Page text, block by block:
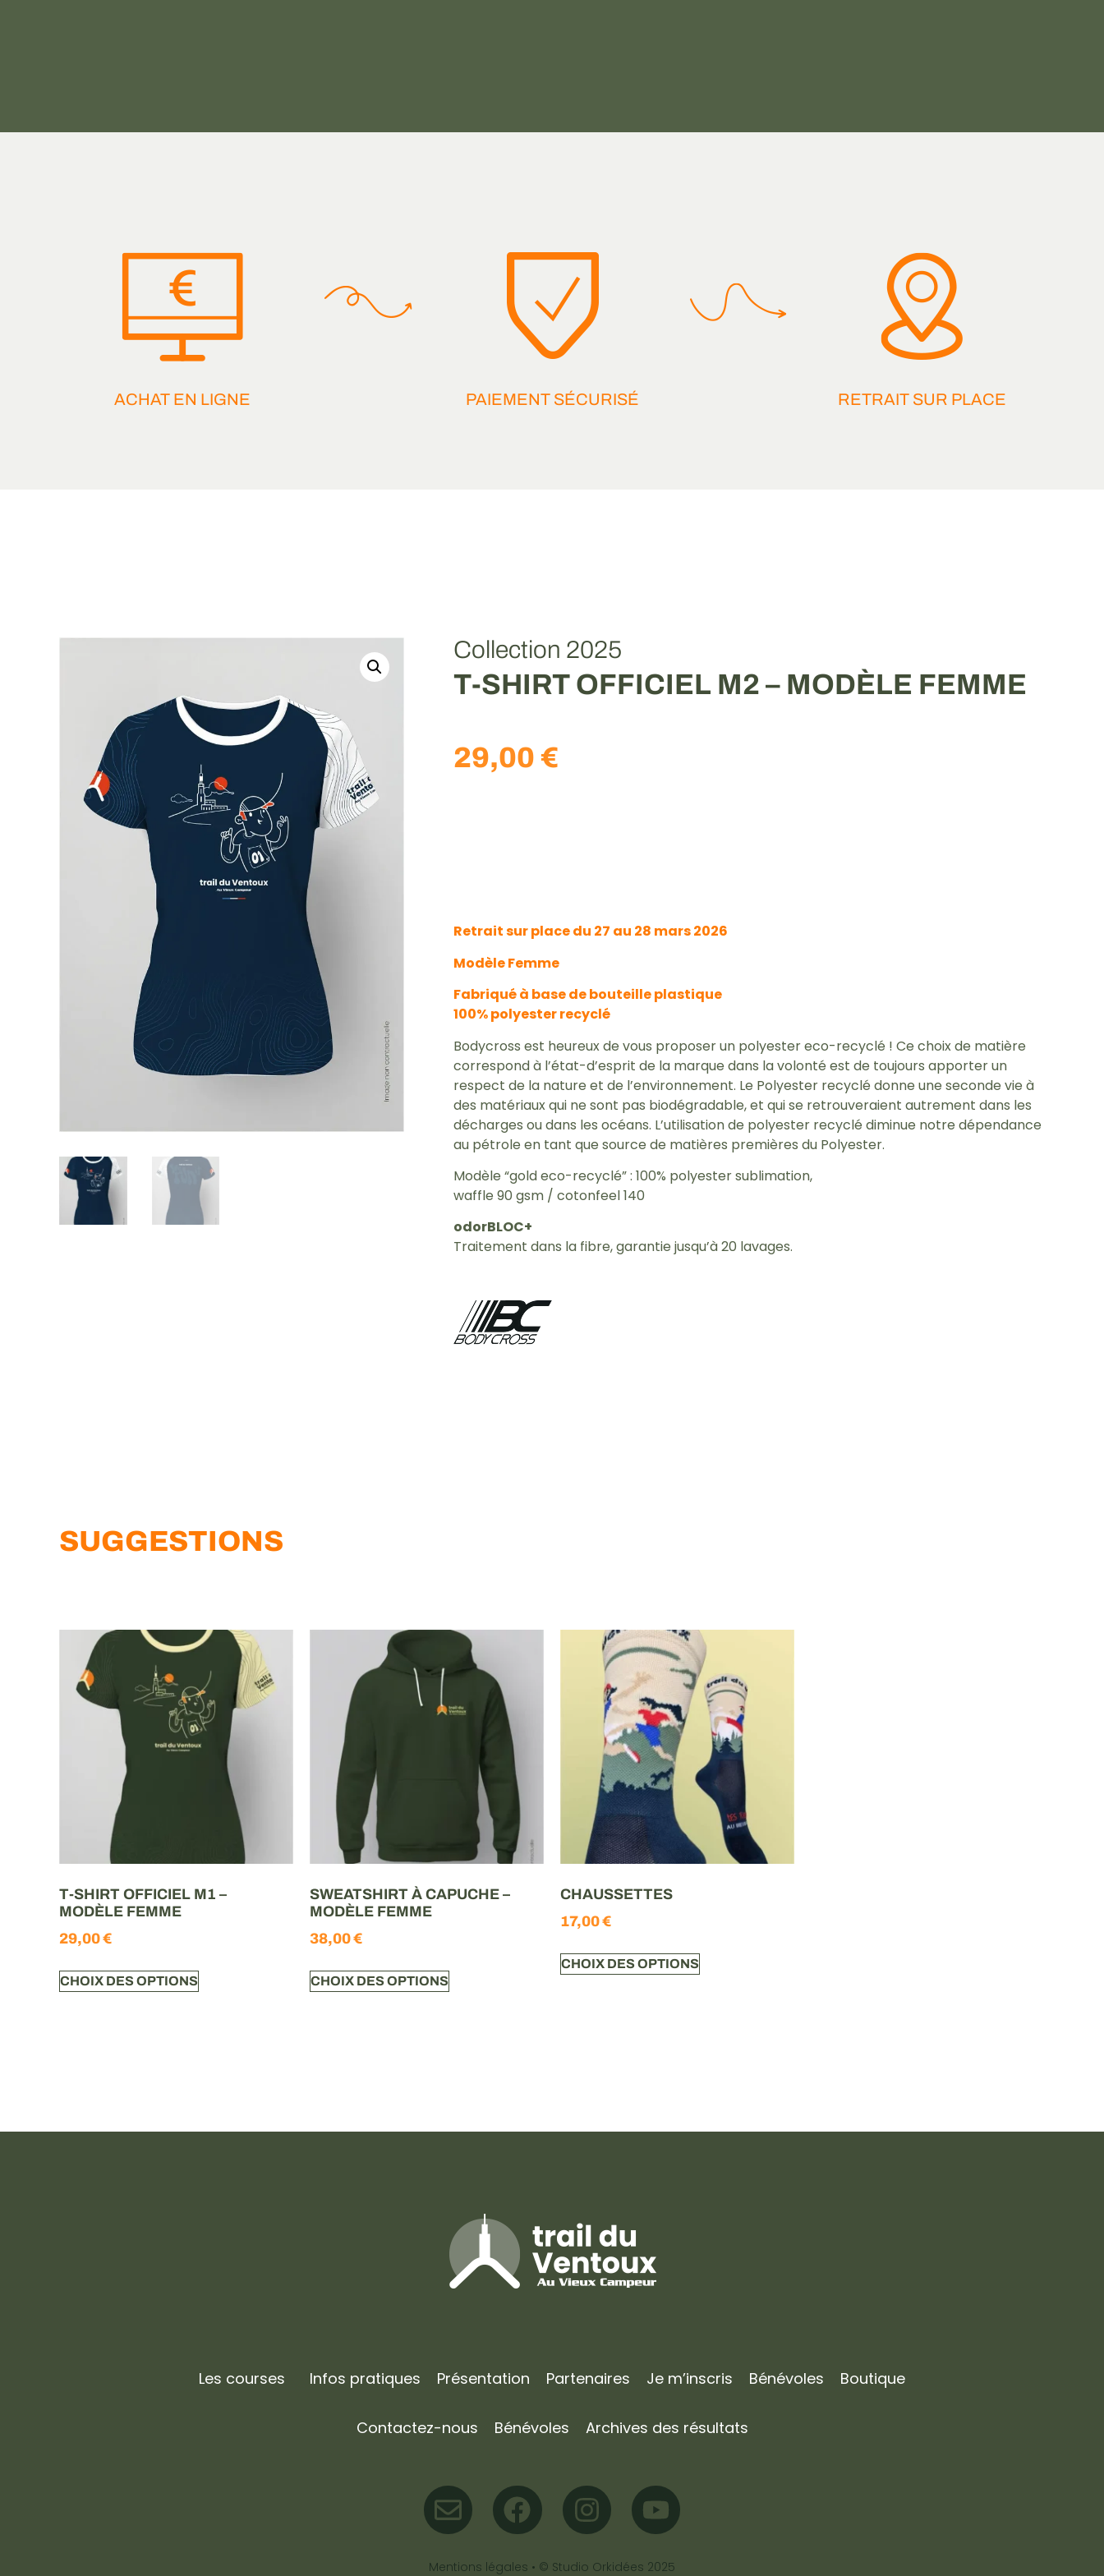
ACHAT EN LIGNE PAIEMENT SÉCURISÉ RETRAIT SUR PLACE
Collection 2025
T-SHIRT OFFICIEL M2 – MODÈLE FEMME
29,00 €
Retrait sur place du 27 au 28 mars 2026
Modèle Femme
Fabriqué à base de bouteille plastique
100% polyester recyclé
Bodycross est heureux de vous proposer un polyester eco-recyclé ! Ce choix de matière
correspond à l’état-d’esprit de la marque dans la volonté est de toujours apporter un
respect de la nature et de l’environnement. Le Polyester recyclé donne une seconde vie à
des matériaux qui ne sont pas biodégradable, et qui se retrouveraient autrement dans les
décharges ou dans les océans. L’utilisation de polyester recyclé diminue notre dépendance
au pétrole en tant que source de matières premières du Polyester.
Modèle “gold eco-recyclé” : 100% polyester sublimation,
waffle 90 gsm / cotonfeel 140
odorBLOC+
Traitement dans la fibre, garantie jusqu’à 20 lavages.
SUGGESTIONS
T-SHIRT OFFICIEL M1 –
MODÈLE FEMME
29,00€
CHOIX DES OPTIONS
SWEATSHIRT À CAPUCHE –
MODÈLE FEMME
38,00€
CHOIX DES OPTIONS
CHAUSSETTES
17,00€
CHOIX DES OPTIONS
Les courses Infos pratiques Présentation Partenaires Je m’inscris Bénévoles Boutique
Contactez-nous Bénévoles Archives des résultats
Mentions légales • © Studio Orkidées 2025